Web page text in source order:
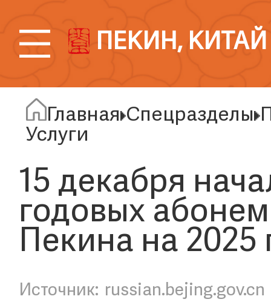
ПЕКИН, КИТАЙ
Главная Спецразделы
Услуги
15 декабря
годовых
Пекина на 2025
russian.bejing.gov.cn